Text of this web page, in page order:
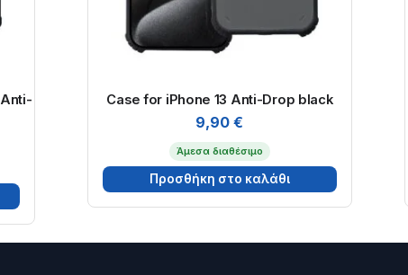
Case for iPhone 13 Anti-Drop black
9,90€
Άμεσα διαθέσιμο
Προσθήκη στο καλάθι